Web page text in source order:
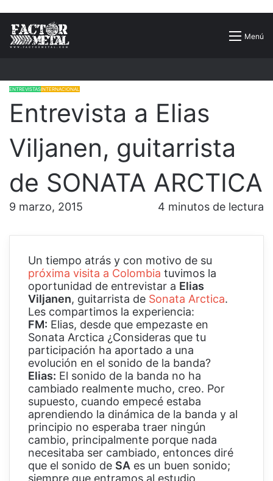
Menú
Buscar
ENTREVISTASINTERNACIONAL
Entrevista a Elias
Viljanen, guitarrista
de SONATA ARCTICA
9 marzo, 2015 4 minutos de lectura
Un tiempo atrás y con motivo de su
próxima visita a Colombia tuvimos la
oportunidad de entrevistar a Elias
Viljanen, guitarrista de Sonata Arctica.
Les compartimos la experiencia:
FM: Elias, desde que empezaste en
Sonata Arctica ¿Consideras que tu
participación ha aportado a una
evolución en el sonido de la banda?
Elias: El sonido de la banda no ha
cambiado realmente mucho, creo. Por
supuesto, cuando empecé estaba
aprendiendo la dinámica de la banda y al
principio no esperaba traer ningún
cambio, principalmente porque nada
necesitaba ser cambiado, entonces diré
que el sonido de SA es un buen sonido;
siempre que entramos al estudio